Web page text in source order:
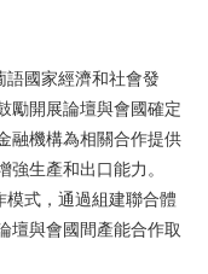
國家經濟和社會發
勵開展論壇與會國確定
融機構為相關合作提供
生產和出口能力。
式，通過組建聯合體
壇與會國間產能合作取